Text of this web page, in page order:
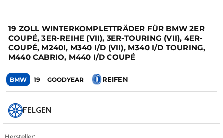
19 ZOLL WINTERKOMPLETTRÄDER FÜR BMW 2ER
COUPÉ, 3ER-REIHE (VII), 3ER-TOURING (VII), 4ER-
COUPÉ, M240I, M340 I/D (VII), M340 I/D TOURING,
M440 CABRIO, M440 I/D COUPÉ
BMW 19 GOODYEAR REIFEN
FELGEN
Hersteller: